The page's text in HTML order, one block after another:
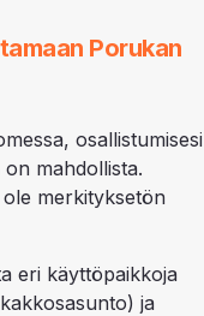
Porukan
osallistumisesi
mahdollista.
merkityksetön
eri käyttöpaikkoja
ja